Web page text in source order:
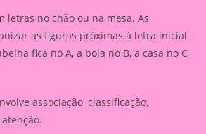
letras no chão ou na mesa. As
as figuras próximas à letra inicial
fica no A, a bola no B, a casa no C
associação, classificação,